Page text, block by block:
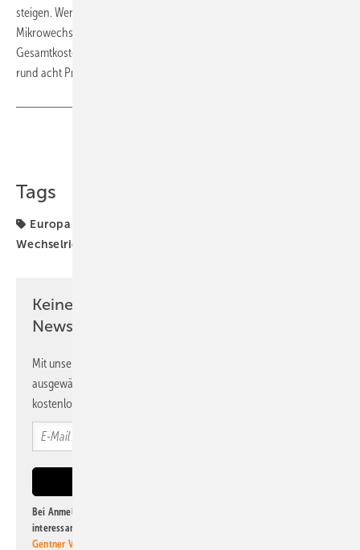
steigen. Wenn es um integrierte Elektronik geht, also um
Mikrowechselrichter oder Leistungsoptimierer lägen die
Gesamtkosten für die Solaranlage im Segment der Wohngebäude bei
rund acht Prozent“, sagt der ESMC-Chef.
Tags
Europa
Wechselrichter
Keine Zeit? Kein Problem mit dem PV
Newsletter!
Mit unserem Newsletter erhalten Sie regelmäßig von uns
ausgewählte Informationen und Neuigkeiten, gebündelt und
kostenlos direkt ins Postfach.
Bei Anmeldung zu diesem Newsletter bin ich damit einverstanden, über
interessante Verlags- und Online-Angebote
Gentner Verlag GmbH & Co. KG